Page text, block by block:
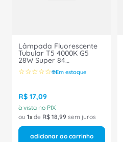
Lâmpada Fluorescente
Tubular T5 4000K G5
28W Super 84
TL5ESSENTIAL28W8401SL40
Philips
☆☆☆☆☆ Em estoque
R$ 17,09
à vista no PIX
ou 1 de R$ 18,99 sem juros
adicionar ao carrinho